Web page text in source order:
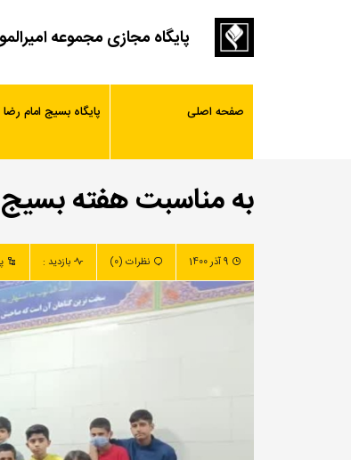
پایگاه مجازی مجموعه
صفحه اصلی پایگاه بسیج امام رضا
به مناسبت هفته
9 آذر 1400 نظرات (0) بازدید :